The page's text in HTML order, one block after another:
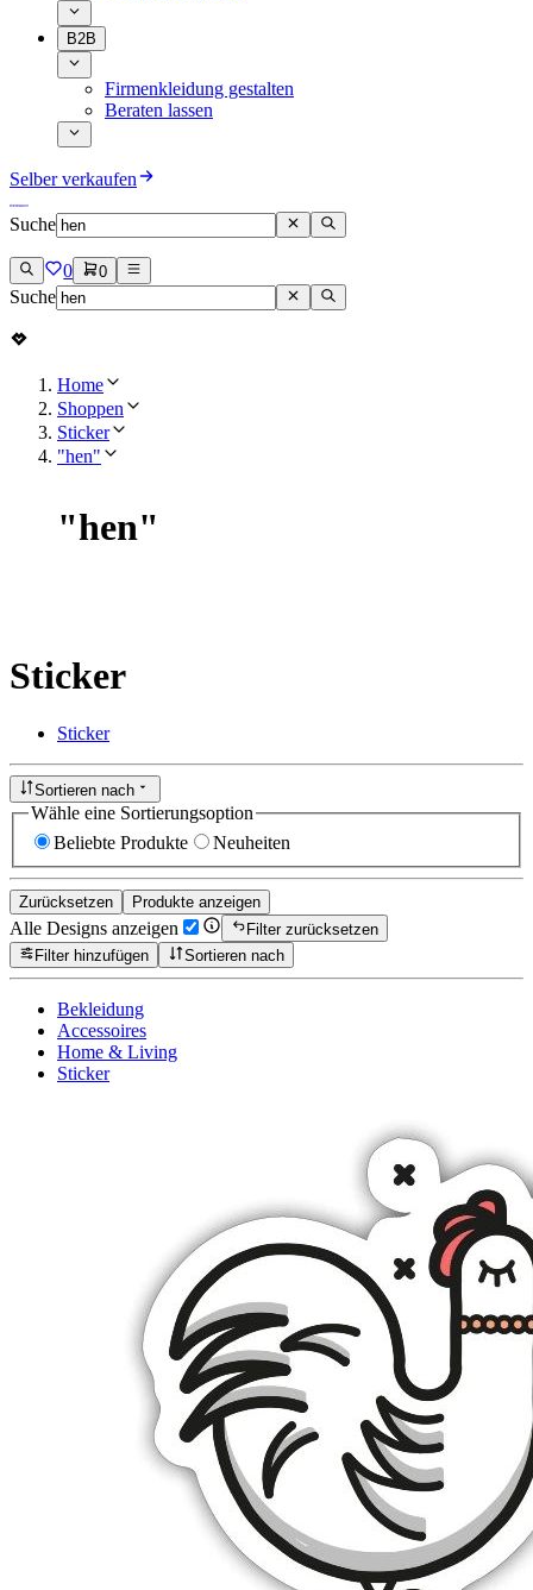
B2B
Firmenkleidung gestalten
Beraten lassen
Selber verkaufen
Suche
0 0
Suche
Home
Shoppen
Sticker
"hen"
"hen"
Sticker
Sticker
Sortieren nach
Wähle eine Sortierungsoption
Beliebte Produkte
Neuheiten
Zurücksetzen Produkte anzeigen
Alle Designs anzeigen
Filter zurücksetzen
Filter hinzufügen
Sortieren nach
Bekleidung
Accessoires
Home & Living
Sticker